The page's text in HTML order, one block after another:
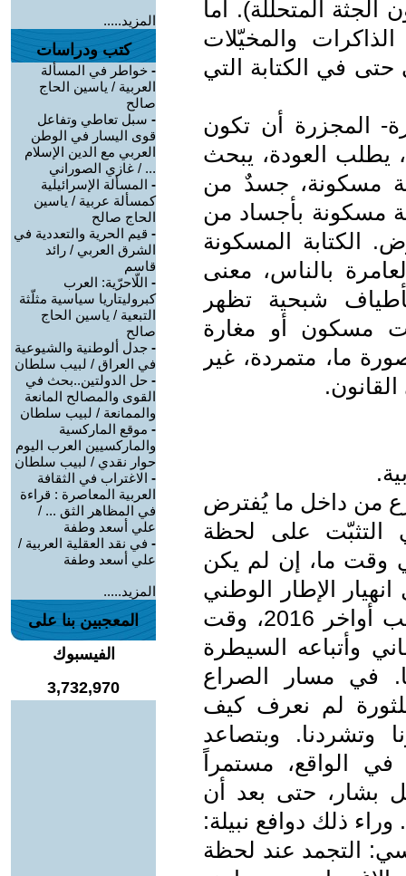
المتحللة). أما
والمخيّلات
في الكتابة التي
المجزرة أن تكون
يطلب العودة، يبحث
مسكونة، جسدٌ من
مسكونة بأجساد من
الكتابة المسكونة
بالناس، معنى
شبحية تظهر
مسكون أو مغارة
ما، متمردة، غير
من داخل ما يُفترض
التثبّت على لحظة
وقت ما، إن لم يكن
انهيار الإطار الوطني
للصراع، ففي لحظة إعادة احتلال حلب أواخر 2016، وقت
وأتباعه السيطرة
في مسار الصراع
أقنمة للثورة لم نعرف كيف
وبتصاعد
الواقع، مستمراً
بشار، حتى بعد أن
ذلك دوافع نبيلة:
التجمد عند لحظة
المزيد.....
كتب ودراسات
- خواطر في المسألة
العربية / ياسين الحاج
صالح
- سبل تعاطي وتفاعل
قوى اليسار في الوطن
العربي مع الدين الإسلام
... / غازي الصوراني
- المسألة الإسرائيلية
كمسألة عربية / ياسين
الحاج صالح
- قيم الحرية والتعددية في
الشرق العربي / رائد
قاسم
- اللّاحرّية: العرب
كبروليتاريا سياسية مثلّثة
التبعية / ياسين الحاج
صالح
- جدل ألوطنية والشيوعية
في العراق / لبيب سلطان
- حل الدولتين..بحث في
القوى والمصالح المانعة
والممانعة / لبيب سلطان
- موقع الماركسية
والماركسيين العرب اليوم
حوار نقدي / لبيب سلطان
- الاغتراب في الثقافة
العربية المعاصرة : قراءة
في المظاهر الثق ... /
علي أسعد وطفة
- في نقد العقلية العربية /
علي أسعد وطفة
المزيد.....
المعجبين بنا على
الفيسبوك
3,732,970